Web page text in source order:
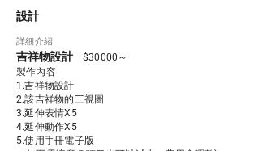
設計
詳細介紹
吉祥物設計
$30000～
製作內容
1.吉祥物設計
2.該吉祥物的三視圖
3.延伸表情X5
4.延伸動作X5
5.使用手冊電子版